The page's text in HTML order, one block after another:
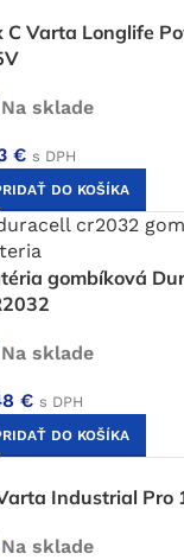
C Varta Longlife
Na sklade
€ s DPH
DO KOŠÍKA
gombíková
Na sklade
€ s DPH
DO KOŠÍKA
Industrial Pro
Na sklade